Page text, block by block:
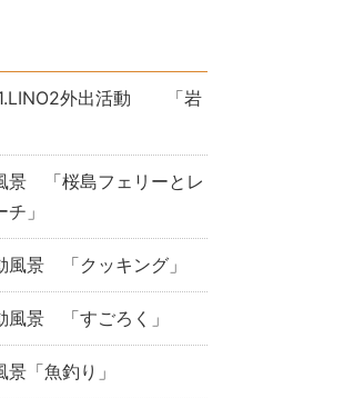
外出活動 「岩
景 「桜島フェリーとレ
」
景 「クッキング」
景 「すごろく」
「魚釣り」